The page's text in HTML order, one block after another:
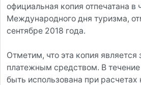
официальная копия отпечатана в
Международного дня туризма,
сентябре 2018 года.
Отметим, что эта копия является
платежным средством. В течение
быть использована при расчетах